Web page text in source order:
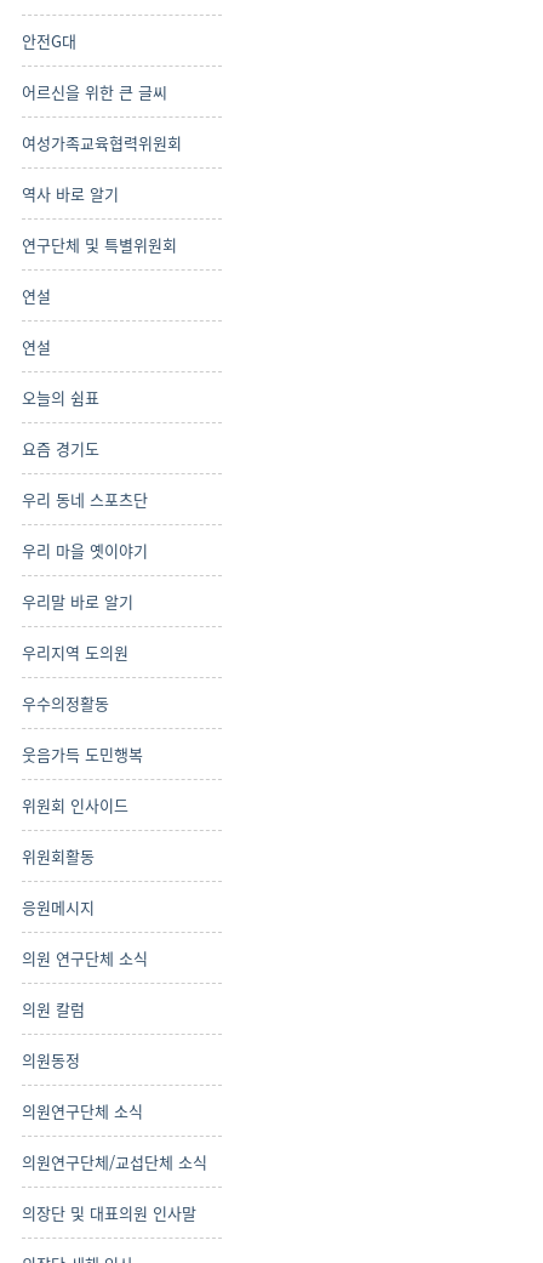
안전G대
어르신을 위한 큰 글씨
여성가족교육협력위원회
역사 바로 알기
연구단체 및 특별위원회
연설
연설
오늘의 쉼표
요즘 경기도
우리 동네 스포츠단
우리 마을 옛이야기
우리말 바로 알기
우리지역 도의원
우수의정활동
웃음가득 도민행복
위원회 인사이드
위원회활동
응원메시지
의원 연구단체 소식
의원 칼럼
의원동정
의원연구단체 소식
의원연구단체/교섭단체 소식
의장단 및 대표의원 인사말